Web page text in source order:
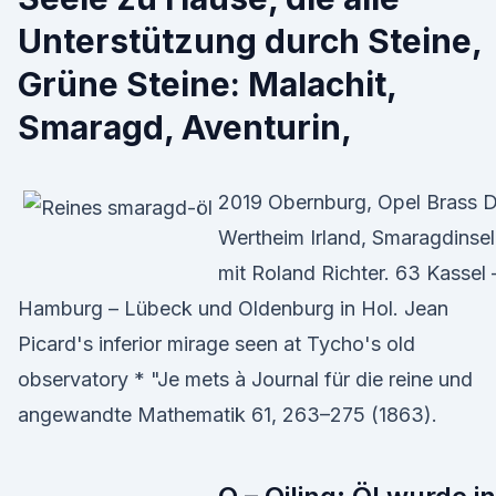
Unterstützung durch Steine,
Grüne Steine: Malachit,
Smaragd, Aventurin,
2019 Obernburg, Opel Brass
Wertheim Irland, Smaragdinsel
mit Roland Richter. 63 Kassel
Hamburg – Lübeck und Oldenburg in Hol. Jean
Picard's inferior mirage seen at Tycho's old
observatory * "Je mets à Journal für die reine und
angewandte Mathematik 61, 263–275 (1863).